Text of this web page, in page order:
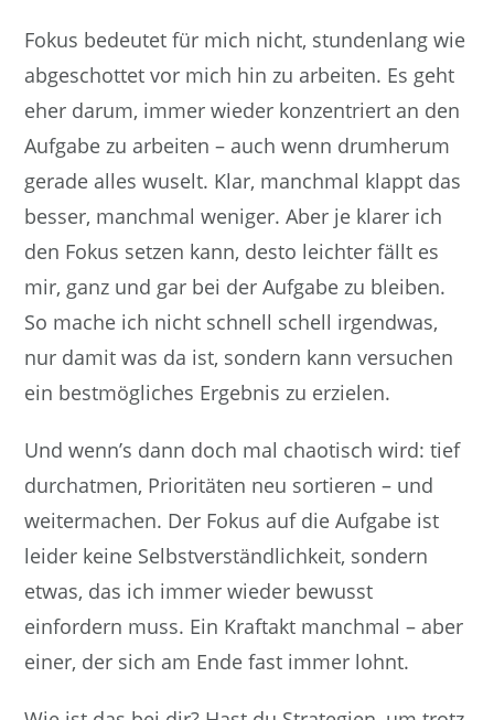
Fokus bedeutet für mich nicht, stundenlang wie
abgeschottet vor mich hin zu arbeiten. Es geht
eher darum, immer wieder konzentriert an den
Aufgabe zu arbeiten – auch wenn drumherum
gerade alles wuselt. Klar, manchmal klappt das
besser, manchmal weniger. Aber je klarer ich
den Fokus setzen kann, desto leichter fällt es
mir, ganz und gar bei der Aufgabe zu bleiben.
So mache ich nicht schnell schell irgendwas,
nur damit was da ist, sondern kann versuchen
ein bestmögliches Ergebnis zu erzielen.
Und wenn’s dann doch mal chaotisch wird: tief
durchatmen, Prioritäten neu sortieren – und
weitermachen. Der Fokus auf die Aufgabe ist
leider keine Selbstverständlichkeit, sondern
etwas, das ich immer wieder bewusst
einfordern muss. Ein Kraftakt manchmal – aber
einer, der sich am Ende fast immer lohnt.